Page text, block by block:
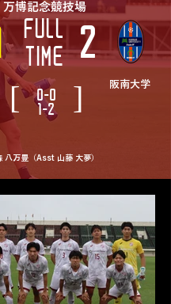
万博記念競技場
FULL
TIME 2
[ 0-0
1-2 ] 阪南大学
八万豊（Asst 山藤 大夢）